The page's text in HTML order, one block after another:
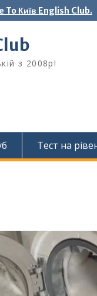
To Київ English Club.
з 2008р!
Тест на